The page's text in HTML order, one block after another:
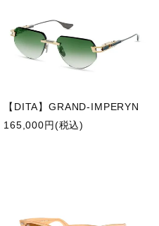
【DITA】GRAND-IMPERYN
165,000円(税込)